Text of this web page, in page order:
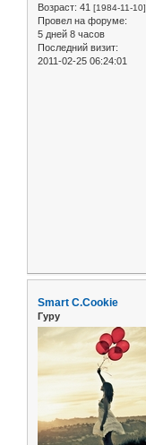
Возраст: 41 [1984-11-10]
Провел на форуме:
5 дней 8 часов
Последний визит:
2011-02-25 06:24:01
Smart C.Cookie
Гуру